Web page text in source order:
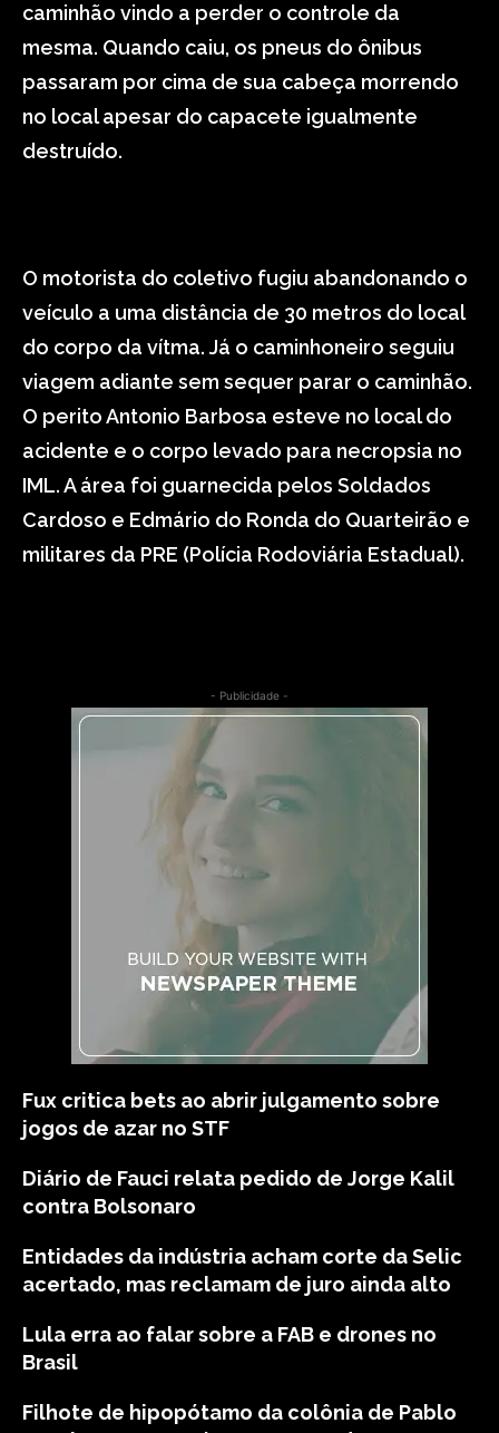
caminhão vindo a perder o controle da
mesma. Quando caiu, os pneus do ônibus
passaram por cima de sua cabeça morrendo
no local apesar do capacete igualmente
destruído.
O motorista do coletivo fugiu abandonando o
veículo a uma distância de 30 metros do local
do corpo da vítma. Já o caminhoneiro seguiu
viagem adiante sem sequer parar o caminhão.
O perito Antonio Barbosa esteve no local do
acidente e o corpo levado para necropsia no
IML. A área foi guarnecida pelos Soldados
Cardoso e Edmário do Ronda do Quarteirão e
militares da PRE (Polícia Rodoviária Estadual).
- Publicidade -
Fux critica bets ao abrir julgamento sobre
jogos de azar no STF
Diário de Fauci relata pedido de Jorge Kalil
contra Bolsonaro
Entidades da indústria acham corte da Selic
acertado, mas reclamam de juro ainda alto
Lula erra ao falar sobre a FAB e drones no
Brasil
Filhote de hipopótamo da colônia de Pablo